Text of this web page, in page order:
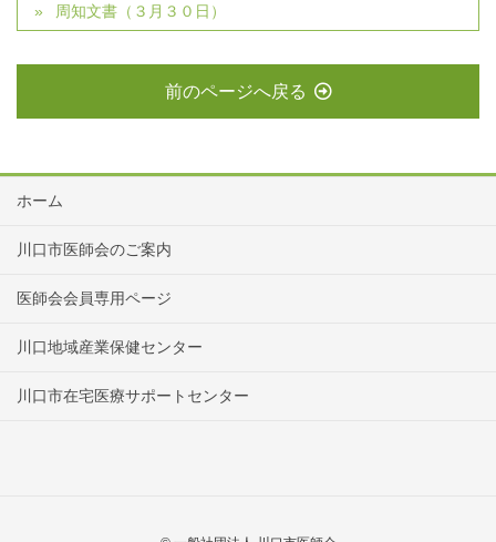
周知文書（３月３０日）
前のページへ戻る
ホーム
川口市医師会のご案内
医師会会員専用ページ
川口地域産業保健センター
川口市在宅医療サポートセンター